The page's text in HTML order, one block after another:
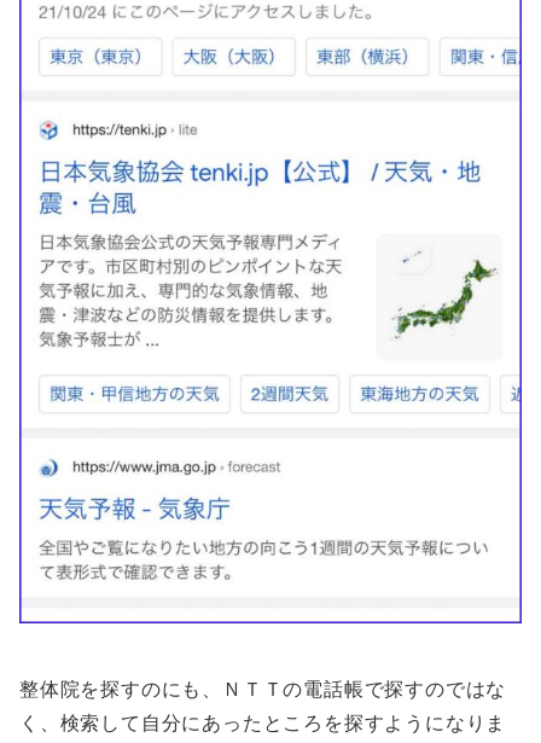
整体院を探すのにも、ＮＴＴの電話帳で探すのではな
く、検索して自分にあったところを探すようになりま